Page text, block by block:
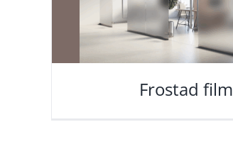
Frostad film